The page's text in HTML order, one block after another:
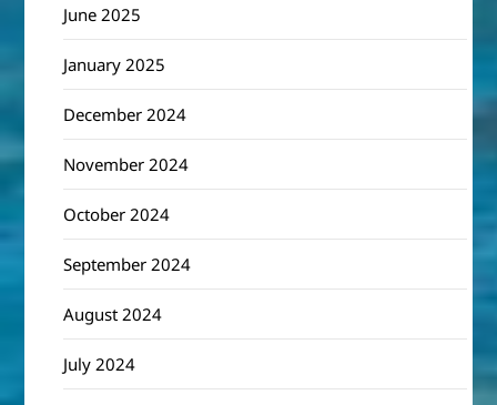
June 2025
January 2025
December 2024
November 2024
October 2024
September 2024
August 2024
July 2024